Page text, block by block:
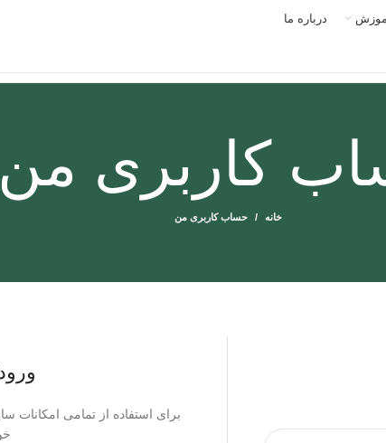
درباره ما
کاربری من
خانه حساب کاربری من
برای استفاده از تمامی امکانات